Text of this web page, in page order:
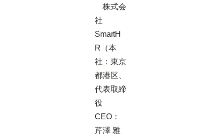
株式会
社
SmartH
R（本
社：東京
都港区、
代表取締
役
CEO：
芹澤 雅